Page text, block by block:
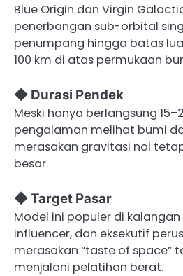
Blue Origin dan Virgin
penerbangan sub-orbital
penumpang hingga batas
100 km di atas permukaan
◆ Durasi Pendek
Meski hanya berlangsung
pengalaman melihat bumi
merasakan gravitasi nol
besar.
◆ Target Pasar
Model ini populer di
influencer, dan eksekutif
merasakan “taste of space”
menjalani pelatihan berat.